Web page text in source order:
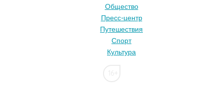
Общество
Пресс-центр
Путешествия
Спорт
Культура